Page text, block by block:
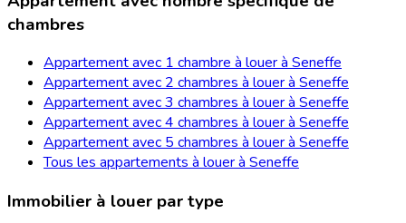
chambres
Appartement avec 1 chambre à louer à Seneffe
Appartement avec 2 chambres à louer à Seneffe
Appartement avec 3 chambres à louer à Seneffe
Appartement avec 4 chambres à louer à Seneffe
Appartement avec 5 chambres à louer à Seneffe
Tous les appartements à louer à Seneffe
Immobilier à louer par type